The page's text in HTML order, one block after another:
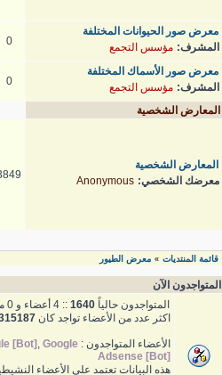
معرض صور الحيوانات المختلفة
المشرف: مؤسس التجمع 0
معرض صور الأسماك المختلفة
المشرف: مؤسس التجمع 0
المعارض الشخصية
المعارض الشخصية
معرضك الشخصي: Anonymous
قائمة المنتديات » معرض الطيور
المتواجدون الآن
المتواجدون حالياً 1640 :: 4 أعضاء و 0 مخفي و 1636 زوار
اكثر عدد من الأعضاء تواجد كان
الأعضاء المتواجدون : [Bot] , Google
Adsense [Bot]
هذه البيانات تعتمد على الأعضاء النشيطين